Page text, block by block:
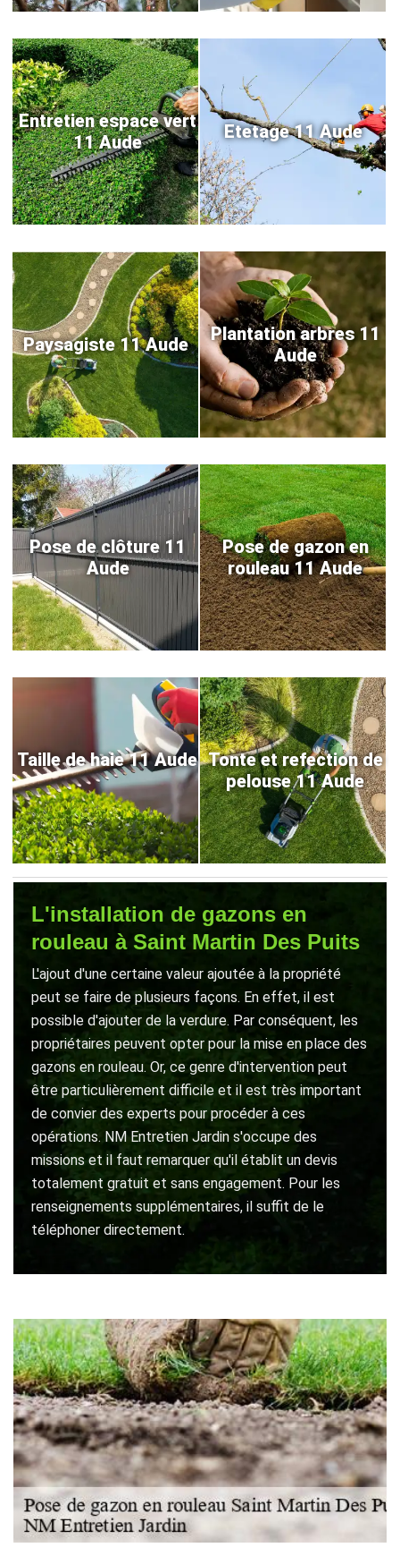
Entretien espace vert
11 Aude
Etetage 11 Aude
Paysagiste 11 Aude
Plantation arbres 11
Aude
Pose de clôture 11
Aude
Pose de gazon en
rouleau 11 Aude
Taille de haie 11 Aude Tonte et refection de
pelouse 11 Aude
L'installation de gazons en
rouleau à Saint Martin Des Puits
L'ajout d'une certaine valeur ajoutée à la propriété
peut se faire de plusieurs façons. En effet, il est
possible d'ajouter de la verdure. Par conséquent, les
propriétaires peuvent opter pour la mise en place des
gazons en rouleau. Or, ce genre d'intervention peut
être particulièrement difficile et il est très important
de convier des experts pour procéder à ces
opérations. NM Entretien Jardin s'occupe des
missions et il faut remarquer qu'il établit un devis
totalement gratuit et sans engagement. Pour les
renseignements supplémentaires, il suffit de le
téléphoner directement.